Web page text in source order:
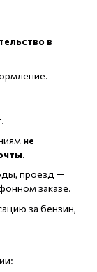
в
не
.
проезд —
заказе.
за бензин,